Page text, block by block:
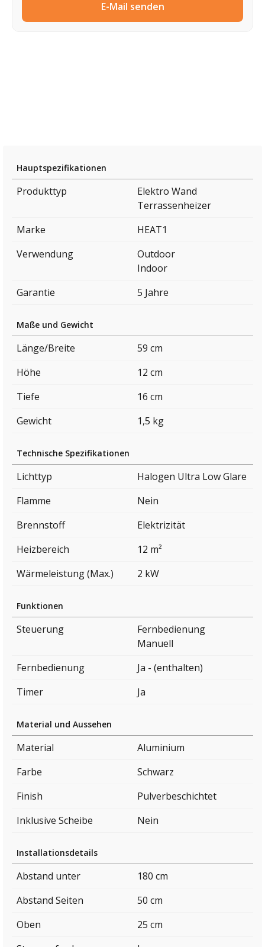
E-Mail senden
Hauptspezifikationen
Produkttyp
Elektro Wand
Terrassenheizer
Marke
HEAT1
Verwendung
Outdoor
Indoor
Garantie
5 Jahre
Maße und Gewicht
Länge/Breite
59 cm
Höhe
12 cm
Tiefe
16 cm
Gewicht
1,5 kg
Technische Spezifikationen
Lichttyp
Halogen Ultra Low Glare
Flamme
Nein
Brennstoff
Elektrizität
Heizbereich
12 m²
Wärmeleistung (Max.)
2 kW
Funktionen
Steuerung
Fernbedienung
Manuell
Fernbedienung
Ja - (enthalten)
Timer
Ja
Material und Aussehen
Material
Aluminium
Farbe
Schwarz
Finish
Pulverbeschichtet
Inklusive Scheibe
Nein
Installationsdetails
Abstand unter
180 cm
Abstand Seiten
50 cm
Oben
25 cm